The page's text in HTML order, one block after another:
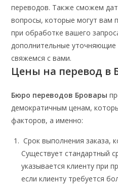
переводов. Также сможем
вопросы, которые могут вам
при обработке вашего
дополнительные
свяжемся с вами.
Цены на перевод в
Бюро переводов Бровары
демократичным ценам,
факторов, а именно:
Срок выполнения заказа,
Существует стандартный
указывается клиенту при
если клиенту требуется